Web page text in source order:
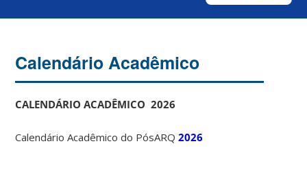
Calendário Acadêmico
CALENDÁRIO ACADÊMICO 2026
Calendário Acadêmico do PósARQ2026